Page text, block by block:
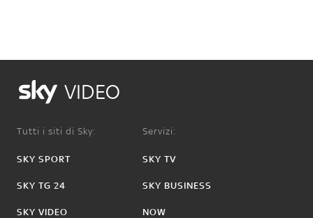
VIDEO
Tutti i siti di Sky:
SKY SPORT
SKY TG 24
SKY VIDEO
Servizi:
SKY TV
SKY BUSINESS
NOW